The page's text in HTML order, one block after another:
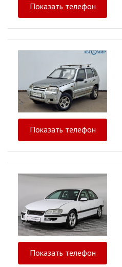
Показать телефон
Показать телефон
Показать телефон